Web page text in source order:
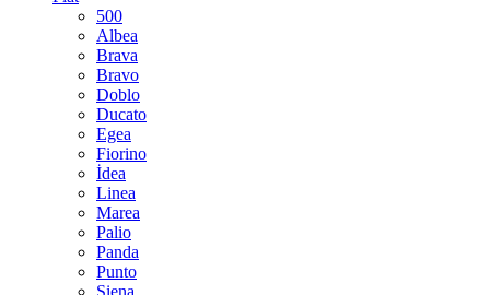
500
Albea
Brava
Bravo
Doblo
Ducato
Egea
Fiorino
İdea
Linea
Marea
Palio
Panda
Punto
Siena